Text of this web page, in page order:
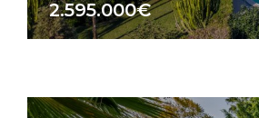
2.595.000€